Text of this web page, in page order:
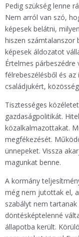
Pedig szükség lenne
Nem arról van szó,
képesek belátni,
hiszen számtalanszor
képesek áldozatot
Értelmes párbeszédre
félrebeszélésből és
családjukért,
Tisztességes
gazdaságpolitikát.
közalkalmazottakat.
megfékezését.
ünnepeket. Vissza
magunkat benne.
A kormány
még nem jutottak el,
szabályt nem
döntésképtelenné
állapotba került.